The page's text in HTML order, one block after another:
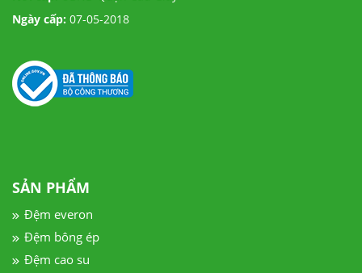
Ngày cấp: 07-05-2018
SẢN PHẨM
Đệm everon
Đệm bông ép
Đệm cao su